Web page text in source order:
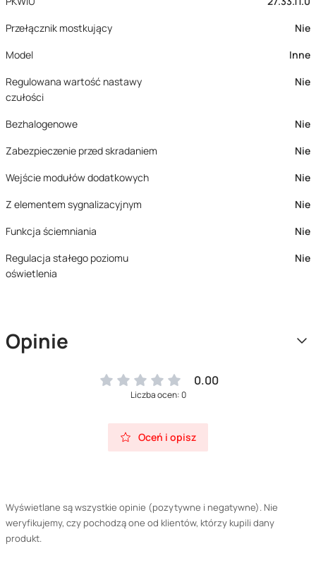
Przełącznik mostkujący
Nie
Model
Inne
Regulowana wartość nastawy
czułości
Nie
Bezhalogenowe
Nie
Zabezpieczenie przed skradaniem
Nie
Wejście modułów dodatkowych
Nie
Z elementem sygnalizacyjnym
Nie
Funkcja ściemniania
Nie
Regulacja stałego poziomu
oświetlenia
Nie
Opinie
0.00
Liczba ocen: 0
Oceń i opisz
Wyświetlane są wszystkie opinie (pozytywne i negatywne). Nie
weryfikujemy, czy pochodzą one od klientów, którzy kupili dany
produkt.